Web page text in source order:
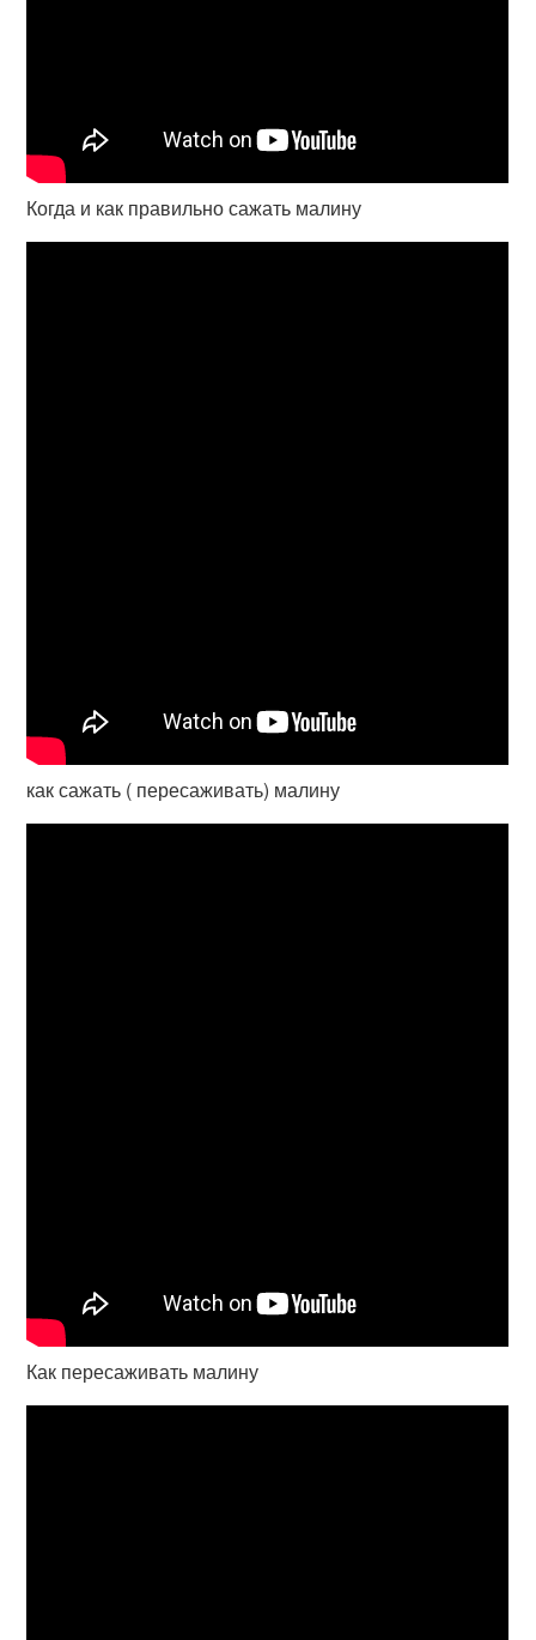
Когда и как правильно сажать малину
как сажать ( пересаживать) малину
Как пересаживать малину